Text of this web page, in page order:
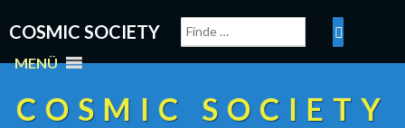
COSMIC SOCIETY
MENÜ
COSMIC SOCIETY